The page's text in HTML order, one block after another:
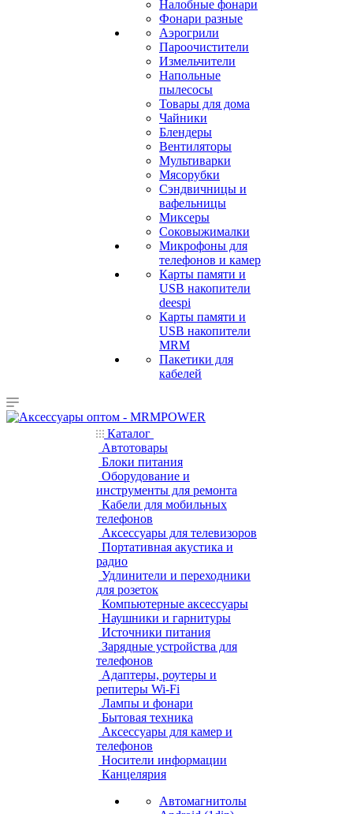
Налобные фонари
Фонари разные
Аэрогрили
Пароочистители
Измельчители
Напольные
пылесосы
Товары для дома
Чайники
Блендеры
Вентиляторы
Мультиварки
Мясорубки
Сэндвичницы и
вафельницы
Миксеры
Соковыжималки
Микрофоны для
телефонов и камер
Карты памяти и
USB накопители
deespi
Карты памяти и
USB накопители
MRM
Пакетики для
кабелей
Каталог
Автотовары
Блоки питания
Оборудование и
инструменты для ремонта
Кабели для мобильных
телефонов
Аксессуары для телевизоров
Портативная акустика и
радио
Удлинители и переходники
для розеток
Компьютерные аксессуары
Наушники и гарнитуры
Источники питания
Зарядные устройства для
телефонов
Адаптеры, роутеры и
репитеры Wi-Fi
Лампы и фонари
Бытовая техника
Аксессуары для камер и
телефонов
Носители информации
Канцелярия
Автомагнитолы